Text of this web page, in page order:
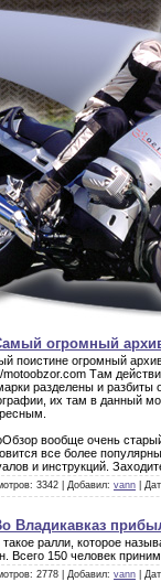
огромный
поистине огромный
motoobzor.com Там
разделены и разбиты
их там в данный
вообще очень
все более
и инструкций.
3342 | Добавил: vann |
Владикавказ
такое ралли, которое
Всего 150 человек
2778 | Добавил: vann |